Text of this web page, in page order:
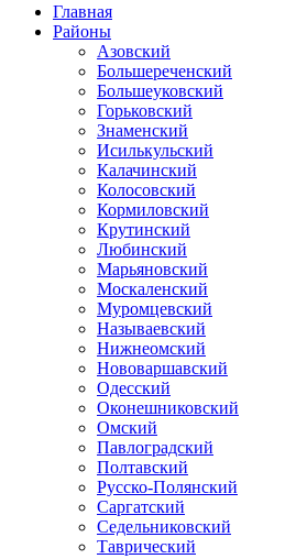
Главная
Районы
Азовский
Большереченский
Большеуковский
Горьковский
Знаменский
Исилькульский
Калачинский
Колосовский
Кормиловский
Крутинский
Любинский
Марьяновский
Москаленский
Муромцевский
Называевский
Нижнеомский
Нововаршавский
Одесский
Оконешниковский
Омский
Павлоградский
Полтавский
Русско-Полянский
Саргатский
Седельниковский
Таврический